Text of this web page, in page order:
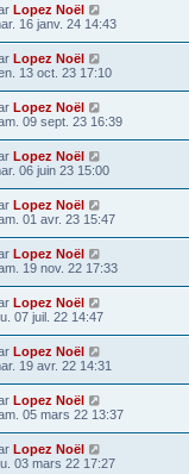
Lopez Noël
16 janv. 24 14:43
Lopez Noël
13 oct. 23 17:10
Lopez Noël
09 sept. 23 16:39
Lopez Noël
06 juin 23 15:00
Lopez Noël
01 avr. 23 15:47
Lopez Noël
19 nov. 22 17:33
Lopez Noël
07 juil. 22 14:47
Lopez Noël
19 avr. 22 14:31
Lopez Noël
05 mars 22 13:37
Lopez Noël
03 mars 22 17:27